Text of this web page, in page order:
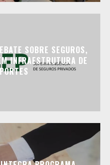
SOBRE SEGUROS,
INFRAESTRUTURA DE